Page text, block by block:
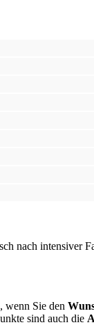
nach intensiver
wenn Sie den
sind auch die